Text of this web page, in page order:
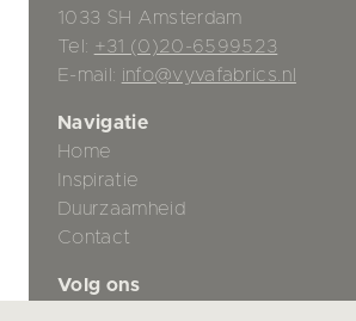
1033 SH Amsterdam
Tel: +31 (0)20-6599523
E-mail: info@vyvafabrics.nl
Navigatie
Home
Inspiratie
Duurzaamheid
Contact
Volg ons